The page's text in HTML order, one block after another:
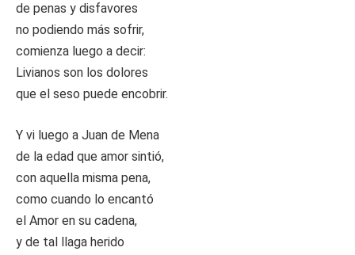
de penas y disfavores
no podiendo más sofrir,
comienza luego a decir:
Livianos son los dolores
que el seso puede encobrir.
Y vi luego a Juan de Mena
de la edad que amor sintió,
con aquella misma pena,
como cuando lo encantó
el Amor en su cadena,
y de tal llaga herido